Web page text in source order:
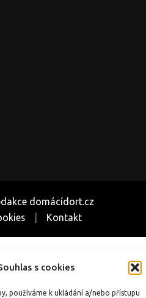
s cookies
používáme k ukládání a/nebo přístupu
domácídort.cz
Kontakt
|SuperRecepty.eu
DotekSlova.cz
|CZIN.eu